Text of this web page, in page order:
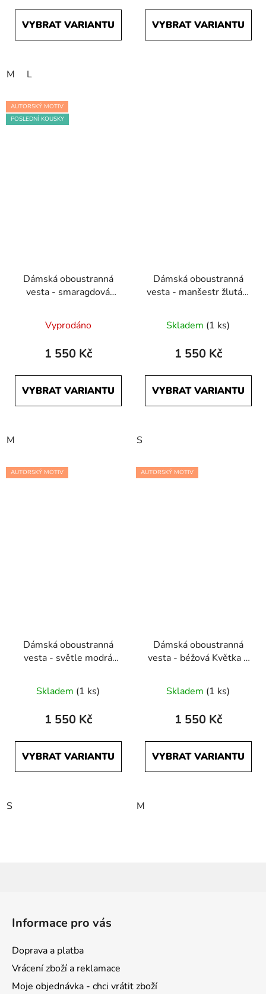
VYBRAT VARIANTU
M L
VYBRAT VARIANTU
AUTORSKÝ MOTIV
POSLEDNÍ KOUSKY
Dámská oboustranná
vesta - smaragdová
hodnocení
produktu
5,0
z
Vyprodáno
1 550 Kč
VYBRAT VARIANTU
M
Dámská oboustranná
vesta - manšestr žlutá a
Skladem (1 ks)
1 550 Kč
VYBRAT VARIANTU
S
AUTORSKÝ MOTIV
Dámská oboustranná
vesta - světle modrá
Skladem (1 ks)
1 550 Kč
VYBRAT VARIANTU
S
AUTORSKÝ MOTIV
Dámská oboustranná
vesta - béžová Květka a
Skladem (1 ks)
1 550 Kč
VYBRAT VARIANTU
M
Informace pro vás
Doprava a platba
Vrácení zboží a reklamace
Moje objednávka - chci vrátit zboží